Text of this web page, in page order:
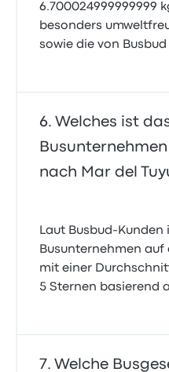
6.700024999999999
besonders
sowie die von
Welches ist
nach Mar del
Laut Busbud-
Busunternehmen auf
mit einer
5 Sternen basierend
Welche